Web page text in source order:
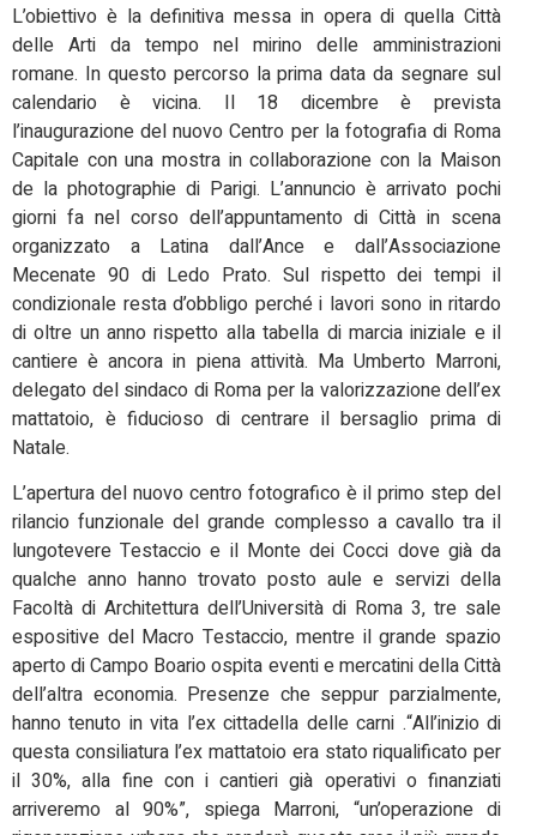
L’obiettivo è la definitiva messa in opera di quella Città
delle Arti da tempo nel mirino delle amministrazioni
romane. In questo percorso la prima data da segnare sul
calendario è vicina. Il 18 dicembre è prevista
l’inaugurazione del nuovo Centro per la fotografia di Roma
Capitale con una mostra in collaborazione con la Maison
de la photographie di Parigi. L’annuncio è arrivato pochi
giorni fa nel corso dell’appuntamento di Città in scena
organizzato a Latina dall’Ance e dall’Associazione
Mecenate 90 di Ledo Prato. Sul rispetto dei tempi il
condizionale resta d’obbligo perché i lavori sono in ritardo
di oltre un anno rispetto alla tabella di marcia iniziale e il
cantiere è ancora in piena attività. Ma Umberto Marroni,
delegato del sindaco di Roma per la valorizzazione dell’ex
mattatoio, è fiducioso di centrare il bersaglio prima di
Natale.
L’apertura del nuovo centro fotografico è il primo step del
rilancio funzionale del grande complesso a cavallo tra il
lungotevere Testaccio e il Monte dei Cocci dove già da
qualche anno hanno trovato posto aule e servizi della
Facoltà di Architettura dell’Università di Roma 3, tre sale
espositive del Macro Testaccio, mentre il grande spazio
aperto di Campo Boario ospita eventi e mercatini della Città
dell’altra economia. Presenze che seppur parzialmente,
hanno tenuto in vita l’ex cittadella delle carni .“All’inizio di
questa consiliatura l’ex mattatoio era stato riqualificato per
il 30%, alla fine con i cantieri già operativi o finanziati
arriveremo al 90%”, spiega Marroni, “un’operazione di